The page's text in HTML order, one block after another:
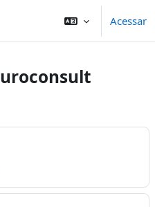
Acessar